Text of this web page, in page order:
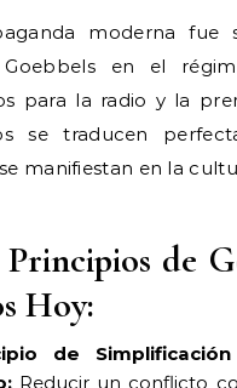
moderna fue
Goebbels en el
para la radio y la
se traducen
manifiestan en la
de
Hoy:
de
Reducir un conflicto